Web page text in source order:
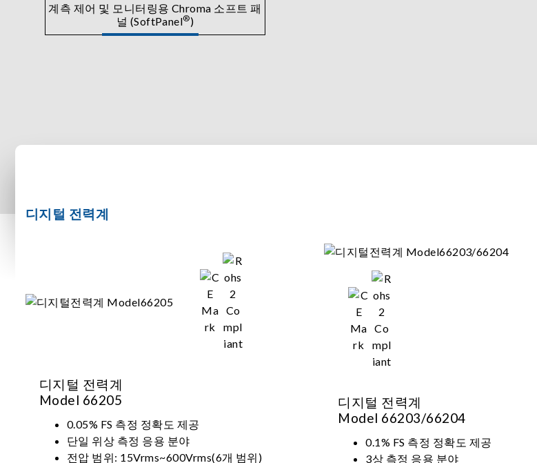
계측 제어 및 모니터링용 Chroma 소프트 패
널 (SoftPanel®)
디지털 전력계
디지털 전력계
Model 66205
0.05% FS 측정 정확도 제공
단일 위상 측정 응용 분야
전압 범위: 15Vrms~600Vrms(6개 범위)
디지털 전력계
Model 66203/66204
0.1% FS 측정 정확도 제공
3상 측정 응용 분야